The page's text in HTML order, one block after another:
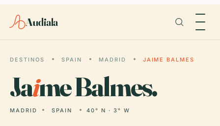
Audiala
DESTINOS SPAIN MADRID JAIME BALMES
Jaime Balmes.
MADRID SPAIN 40° N · 3° W